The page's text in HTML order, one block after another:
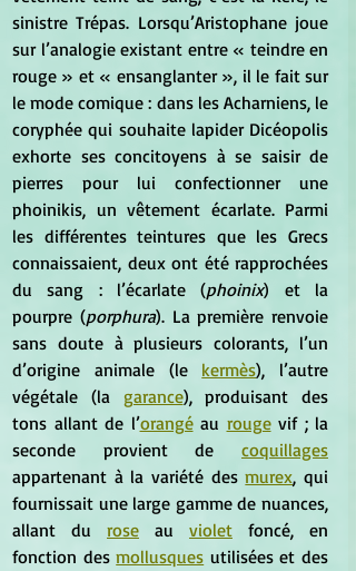
sinistre Trépas. Lorsqu’Aristophane joue
sur l’analogie existant entre « teindre en
rouge » et « ensanglanter », il le fait sur
le mode comique : dans les Acharniens, le
coryphée qui souhaite lapider Dicéopolis
exhorte ses concitoyens à se saisir de
pierres pour lui confectionner une
phoinikis, un vêtement écarlate. Parmi
les différentes teintures que les Grecs
connaissaient, deux ont été rapprochées
du sang : l’écarlate (phoinix) et la
pourpre (porphura). La première renvoie
sans doute à plusieurs colorants, l’un
d’origine animale (le kermès), l’autre
végétale (la garance), produisant des
tons allant de l’orangé au rouge vif ; la
seconde provient de coquillages
appartenant à la variété des murex, qui
fournissait une large gamme de nuances,
allant du rose au violet foncé, en
fonction des mollusques utilisées et des